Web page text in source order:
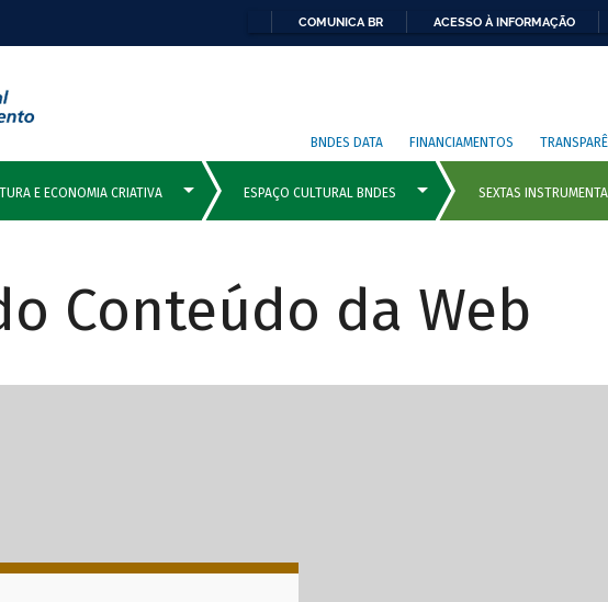
COMUNICA BR ACESSO À INFORMAÇÃO
BNDES DATA FINANCIAMENTOS
Conteúdo da Web
com